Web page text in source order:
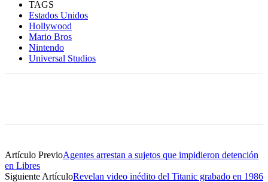
TAGS
Estados Unidos
Hollywood
Mario Bros
Nintendo
Universal Studios
Artículo PrevioAgentes arrestan a sujetos que impidieron detención
en Libres
Siguiente ArtículoRevelan video inédito del Titanic grabado en 1986